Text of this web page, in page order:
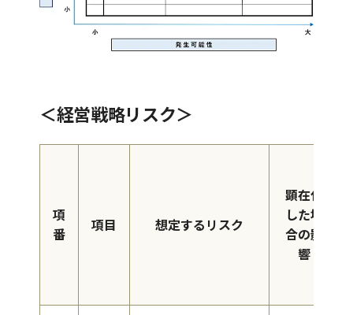
＜経営戦略リスク＞
項
番
項目 想定するリスク
顕在化
した場
合の影
響